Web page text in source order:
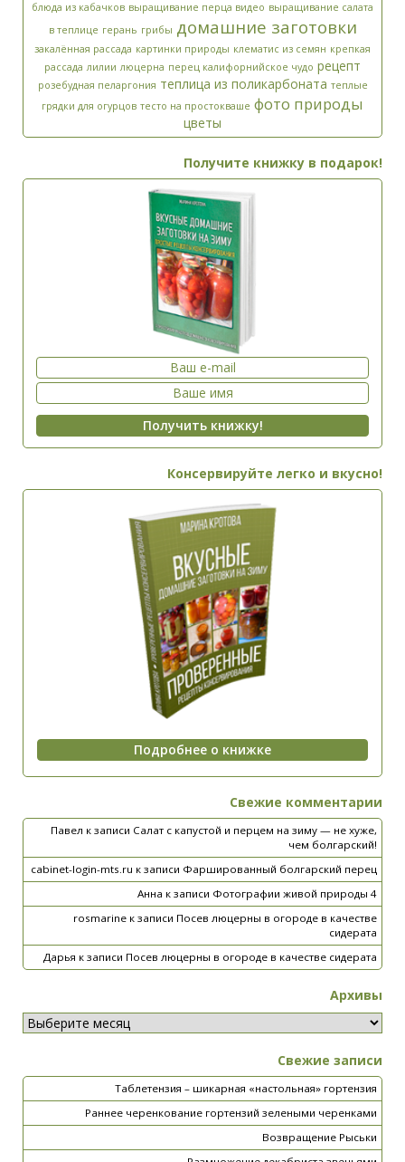
блюда из кабачков выращивание перца видео выращивание салата
в теплице герань грибы домашние заготовки
закалённая рассада картинки природы клематис из семян крепкая
рассада лилии люцерна перец калифорнийское чудо рецепт
розебудная пеларгония теплица из поликарбоната теплые
грядки для огурцов тесто на простокваше фото природы
цветы
Получите книжку в подарок!
Консервируйте легко и вкусно!
Свежие комментарии
Павел к записи Салат с капустой и перцем на зиму — не хуже,
чем болгарский!
cabinet-login-mts.ru к записи Фаршированный болгарский перец
Анна к записи Фотографии живой природы 4
rosmarine к записи Посев люцерны в огороде в качестве
сидерата
Дарья к записи Посев люцерны в огороде в качестве сидерата
Архивы
Свежие записи
Таблетензия – шикарная «настольная» гортензия
Раннее черенкование гортензий зелеными черенками
Возвращение Рыськи